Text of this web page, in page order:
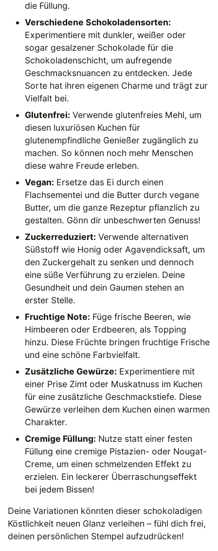
die Füllung.
Verschiedene Schokoladensorten:
Experimentiere mit dunkler, weißer oder
sogar gesalzener Schokolade für die
Schokoladenschicht, um aufregende
Geschmacksnuancen zu entdecken. Jede
Sorte hat ihren eigenen Charme und trägt zur
Vielfalt bei.
Glutenfrei: Verwende glutenfreies Mehl, um
diesen luxuriösen Kuchen für
glutenempfindliche Genießer zugänglich zu
machen. So können noch mehr Menschen
diese wahre Freude erleben.
Vegan: Ersetze das Ei durch einen
Flachsementei und die Butter durch vegane
Butter, um die ganze Rezeptur pflanzlich zu
gestalten. Gönn dir unbeschwerten Genuss!
Zuckerreduziert: Verwende alternativen
Süßstoff wie Honig oder Agavendicksaft, um
den Zuckergehalt zu senken und dennoch
eine süße Verführung zu erzielen. Deine
Gesundheit und dein Gaumen stehen an
erster Stelle.
Fruchtige Note: Füge frische Beeren, wie
Himbeeren oder Erdbeeren, als Topping
hinzu. Diese Früchte bringen fruchtige Frische
und eine schöne Farbvielfalt.
Zusätzliche Gewürze: Experimentiere mit
einer Prise Zimt oder Muskatnuss im Kuchen
für eine zusätzliche Geschmackstiefe. Diese
Gewürze verleihen dem Kuchen einen warmen
Charakter.
Cremige Füllung: Nutze statt einer festen
Füllung eine cremige Pistazien- oder Nougat-
Creme, um einen schmelzenden Effekt zu
erzielen. Ein leckerer Überraschungseffekt
bei jedem Bissen!
Deine Variationen könnten dieser schokoladigen
Köstlichkeit neuen Glanz verleihen – fühl dich frei,
deinen persönlichen Stempel aufzudrücken!